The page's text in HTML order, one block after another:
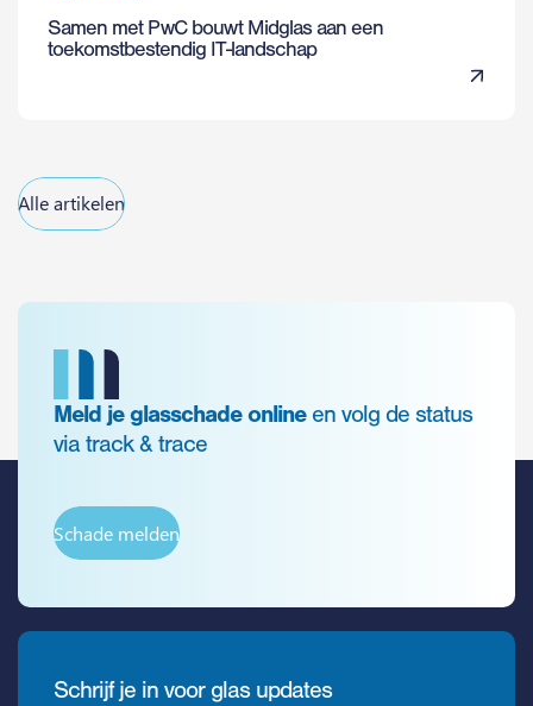
Samen met PwC bouwt Midglas aan een
toekomstbestendig IT-landschap
Alle artikelen
Meld je glasschade online en volg de status
via track & trace
Schade melden
Schrijf je in voor glas updates